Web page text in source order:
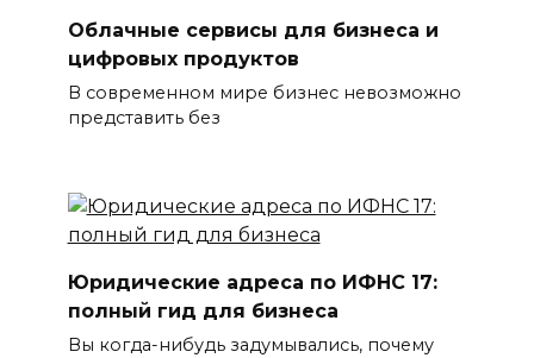
Облачные сервисы для бизнеса и
цифровых продуктов
В современном мире бизнес невозможно
представить без
Юридические адреса по ИФНС 17:
полный гид для бизнеса
Вы когда-нибудь задумывались, почему